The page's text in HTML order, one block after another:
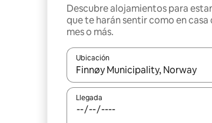
Descubre alojamientos para
que te harán sentir como en casa
mes o más.
Ubicación
Cuando los resultados estén
Llegada